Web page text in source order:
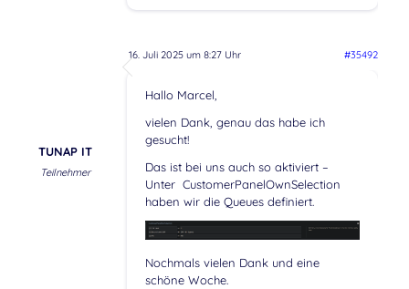
16. Juli 2025 um 8:27 Uhr #35492
TUNAP IT
Teilnehmer
Hallo Marcel,
vielen Dank, genau das habe ich
gesucht!
Das ist bei uns auch so aktiviert –
Unter CustomerPanelOwnSelection
haben wir die Queues definiert.
Nochmals vielen Dank und eine
schöne Woche.